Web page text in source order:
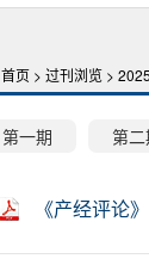
首页 > 过刊浏览 >
第一期 第
《产经评论